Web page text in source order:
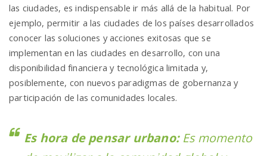
las ciudades, es indispensable ir más allá de la habitual. Por
ejemplo, permitir a las ciudades de los países desarrollados
conocer las soluciones y acciones exitosas que se
implementan en las ciudades en desarrollo, con una
disponibilidad financiera y tecnológica limitada y,
posiblemente, con nuevos paradigmas de gobernanza y
participación de las comunidades locales.
Es hora de pensar urbano:Es momento